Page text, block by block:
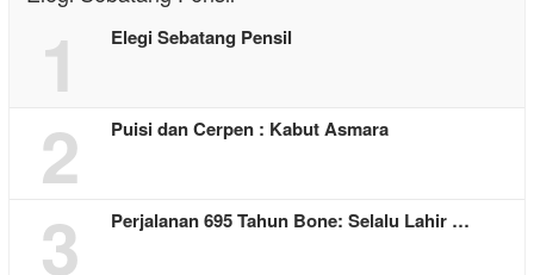
1 Elegi Sebatang Pensil
2 Puisi dan Cerpen : Kabut Asmara
3 Perjalanan 695 Tahun Bone: Selalu Lahir …